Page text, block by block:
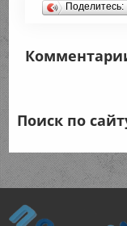
Поделитесь:
Поиск по